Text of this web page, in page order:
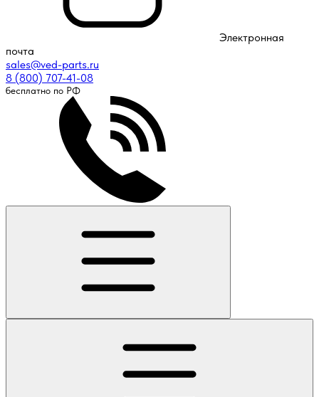
Электронная
почта
sales@ved-parts.ru
8 (800) 707-41-08
бесплатно по РФ